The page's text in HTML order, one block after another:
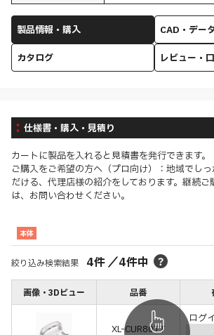
製品情報・購入
CAD・デー
カタログ
レビュー・
仕様書・購入・見積り
カートに製品を入れると見積書を発行できます。
ご購入をご希望の方へ（プロ向け）：地域でし
だける、代理店様の紹介をしております。継続
は、お問い合わせください。
本体
絞り込み検索結果 4件／4件中
画像・3Dビュー 品番
XL-CUR80TT
ログ